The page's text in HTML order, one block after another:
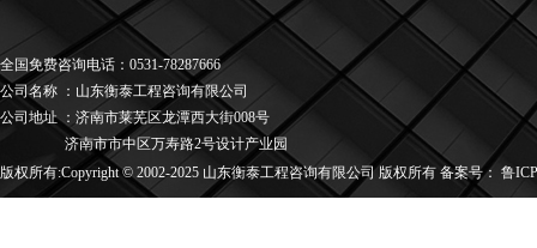
全国免费咨询电话：0531-78287666
公司名称 ： 山东衡泰工程咨询有限公司
公司地址： 济南市莱芜区龙潭西大街008号
济南市市中区万寿路2号设计产业园
版权所有:Copyright © 2002-2025 山东衡泰工程咨询有限公司 版权所有 备案号： 鲁